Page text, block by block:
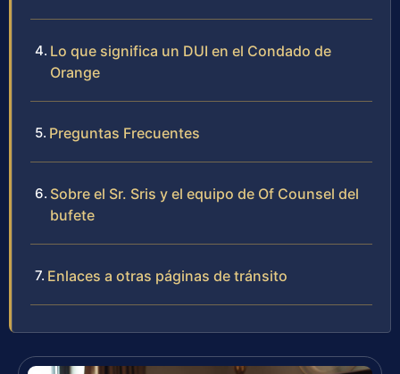
Lo que significa un DUI en el Condado de
Orange
Preguntas Frecuentes
Sobre el Sr. Sris y el equipo de Of Counsel del
bufete
Enlaces a otras páginas de tránsito